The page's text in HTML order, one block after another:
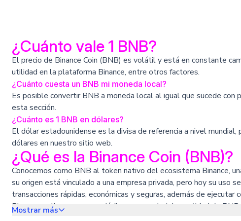
¿Cuánto vale 1 BNB?
El precio de Binance Coin (BNB) es volátil y está en constante
utilidad en la plataforma Binance, entre otros factores.
¿Cuánto cuesta un BNB mi moneda local?
Es posible convertir BNB a moneda local al igual que sucede con
esta sección.
¿Cuánto es 1 BNB en dólares?
El dólar estadounidense es la divisa de referencia a nivel
dólares en nuestro sitio web.
¿Qué es la Binance Coin (BNB)?
Conocemos como BNB al token nativo del ecosistema Binance,
su origen está vinculado a una empresa privada, pero hoy su uso
transacciones rápidas, económicas y seguras, además de
Binance realiza quemas periódicas para reducir la cantidad de
Mostrar más